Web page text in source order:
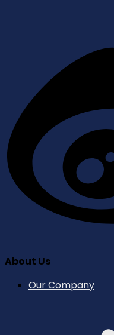
About Us
Our Company